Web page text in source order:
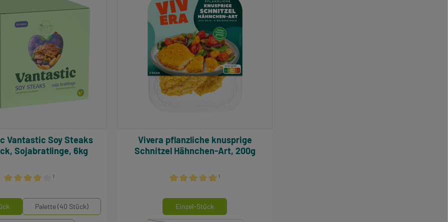
¹
Sojabratlinge, 6kg
auswählen
Palette (40 Stück)
¹
Vivera pflanzliche knusprige
Schnitzel Hähnchen-Art, 200g
Mengeneinheiten auswählen
Einzel-Stück